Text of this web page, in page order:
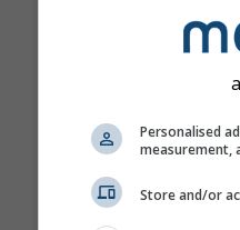
Personalised
measurement,
Store and/or